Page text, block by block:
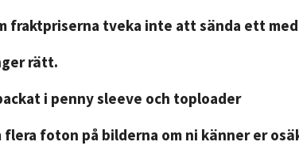
fraktpriserna tveka inte att sända ett
rätt.
i penny sleeve och toploader
flera foton på bilderna om ni känner er